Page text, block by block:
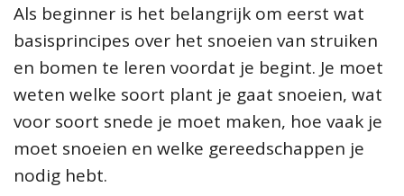
Als beginner is het belangrijk om eerst wat
basisprincipes over het snoeien van struiken
en bomen te leren voordat je begint. Je moet
weten welke soort plant je gaat snoeien, wat
voor soort snede je moet maken, hoe vaak je
moet snoeien en welke gereedschappen je
nodig hebt.